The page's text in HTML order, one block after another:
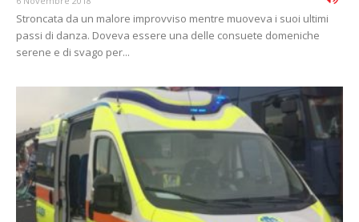
Stroncata da un malore improvviso mentre muoveva i suoi ultimi
passi di danza. Doveva essere una delle consuete domeniche
serene e di svago per...